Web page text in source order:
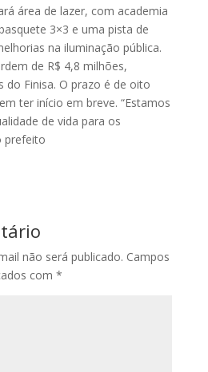
área de lazer, com academia
3×3 e uma pista de
na iluminação pública.
de R$ 4,8 milhões,
Finisa. O prazo é de oito
ter início em breve. “Estamos
de vida para os
prefeito
não será publicado. Campos
com *